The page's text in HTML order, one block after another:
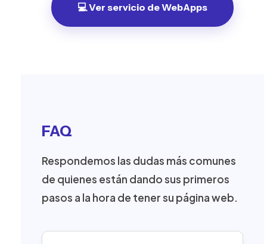
💻 Ver servicio de WebApps
FAQ
Respondemos las dudas más comunes
de quienes están dando sus primeros
pasos a la hora de tener su página web.